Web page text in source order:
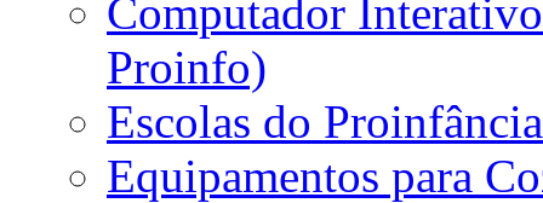
Computador
Proinfo)
Escolas do
Equipamentos para